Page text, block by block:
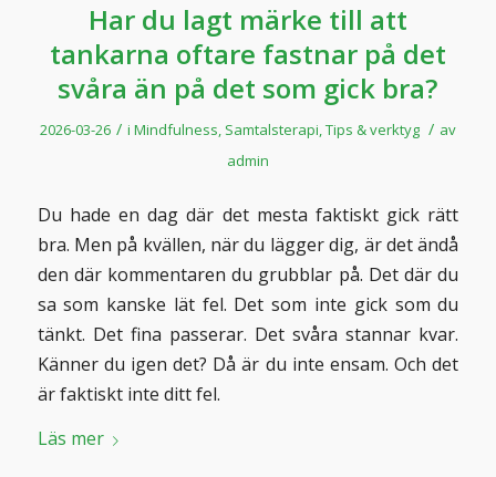
Har du lagt märke till att
tankarna oftare fastnar på det
svåra än på det som gick bra?
2026-03-26 / i Mindfulness, Samtalsterapi,Tips & verktyg / av
admin
Du hade en dag där det mesta faktiskt gick rätt
bra. Men på kvällen, när du lägger dig, är det ändå
den där kommentaren du grubblar på. Det där du
sa som kanske lät fel. Det som inte gick som du
tänkt. Det fina passerar. Det svåra stannar kvar.
Känner du igen det? Då är du inte ensam. Och det
är faktiskt inte ditt fel.
Läs mer